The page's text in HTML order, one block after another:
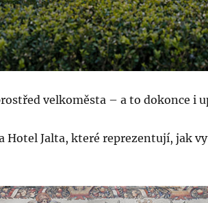
velkoměsta – a to dokonce i
Hotel Jalta, které reprezentují, jak